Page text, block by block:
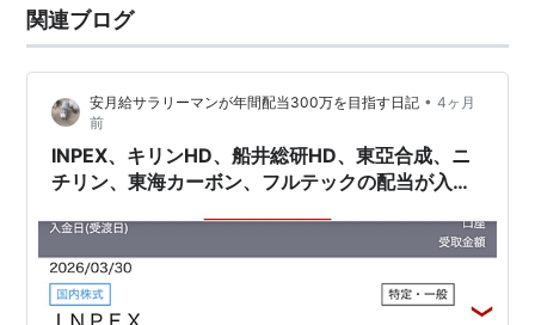
関連ブログ
安月給サラリーマンが年間配当300万を目指す日記 • 4ヶ月
前
INPEX、キリンHD、船井総研HD、東亞合成、ニ
チリン、東海カーボン、フルテックの配当が入